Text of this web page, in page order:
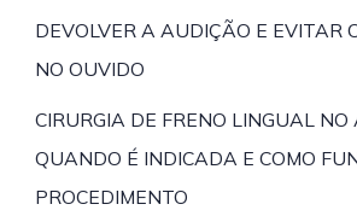
DEVOLVER A AUDIÇÃO E EVITAR
NO OUVIDO
CIRURGIA DE FRENO LINGUAL
QUANDO É INDICADA E COMO
PROCEDIMENTO